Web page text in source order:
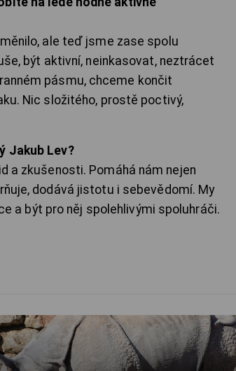
ale teď jsme zase spolu
být aktivní, neinkasovat, neztrácet
pásmu, chceme končit
Nic složitého, prostě poctivý,
Jakub Lev?
a zkušenosti. Pomáhá nám nejen
dodává jistotu i sebevědomí. My
a být pro něj spolehlivými spoluhráči.